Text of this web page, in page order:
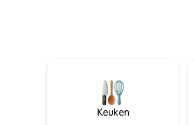
van de accommodatie. Door te
accepteer je de Vrijwaring van
aansprakelijkheid die wordt vermeld
het gedeelte 'Andere informatie om
Keuken